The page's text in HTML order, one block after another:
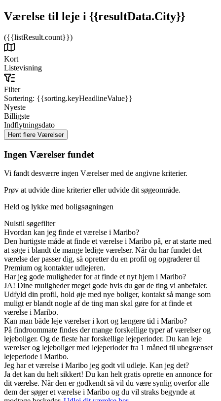
Værelse til leje i {{resultData.City}}
({{listResult.count}})
Kort
Listevisning
Filter
Sortering: {{sorting.keyHeadlineValue}}
Nyeste
Billigste
Indflytningsdato
Ingen Værelser fundet
Vi fandt desværre ingen Værelser med de angivne kriterier.
Prøv at udvide dine kriterier eller udvide dit søgeområde.
Held og lykke med boligsøgningen
Nulstil søgefilter
Hvordan kan jeg finde et værelse i Maribo?
Den hurtigste måde at finde et værelse i Maribo på, er at starte med
at søge i blandt de mange ledige værelser. Når du har fundet det
værelse der passer dig, så opretter du en profil og opgraderer til
Premium og kontakter udlejeren.
Har jeg gode muligheder for at finde et nyt hjem i Maribo?
JA! Dine muligheder meget gode hvis du gør de ting vi anbefaler.
Udfyld din profil, hold øje med nye boliger, kontakt så mange som
muligt er blandt nogle af de ting man skal gøre for at finde et
værelse i Maribo.
Kan man både leje værelser i kort og længere tid i Maribo?
På findroommate findes der mange forskellige typer af værelser og
lejeboliger. Og de fleste har forskellige lejeperioder. Du kan leje
værelser og lejeboliger med lejeperioder fra 1 måned til ubegrænset
lejeperiode i Maribo.
Jeg har et værelse i Maribo jeg godt vil udleje. Kan jeg det?
Ja det kan du helt sikkert! Du kan helt gratis oprette en annonce for
dit værelse. Når den er godkendt så vil du være synlig overfor alle
dem der søger et værelse i Maribo og du vil straks begynde at